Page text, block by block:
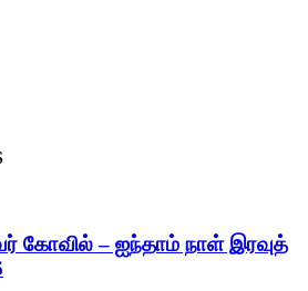
கோவில் – ஐந்தாம் நாள் இரவுத்